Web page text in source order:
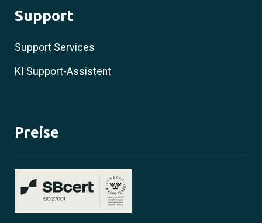
Support
Support Services
KI Support-Assistent
Preise